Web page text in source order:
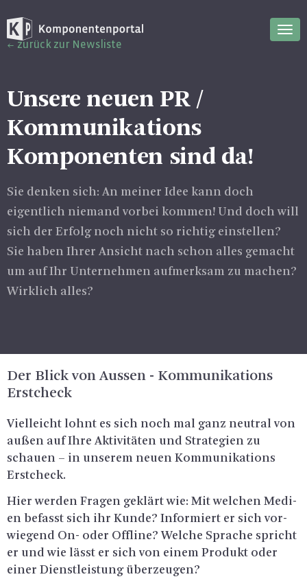
zurück zur Newsliste
Unsere neuen PR /
Kommunikations
Komponenten sind da!
Sie denken sich: An meiner Idee kann doch
eigentlich niemand vorbei kommen! Und doch will
sich der Erfolg noch nicht so richtig einstellen?
Sie haben Ihrer Ansicht nach schon alles gemacht
um auf Ihr Unternehmen aufmerksam zu machen?
Wirklich alles?
Der Blick von Aus­sen - Kom­mu­ni­ka­ti­ons
Erst­check
Viel­leicht lohnt es sich noch mal ganz neu­tral von
außen auf Ihre Ak­ti­vi­tä­ten und Stra­te­gi­en zu
schau­en – in un­se­rem neuen Kom­mu­ni­ka­ti­ons
Erst­check.
Hier wer­den Fra­gen ge­klärt wie: Mit wel­chen Me­di­
en be­fasst sich ihr Kunde? In­for­miert er sich vor­
wie­gend On- oder Off­line? Wel­che Spra­che spricht
er und wie lässt er sich von einem Pro­dukt oder
einer Dienst­leis­tung über­zeu­gen?